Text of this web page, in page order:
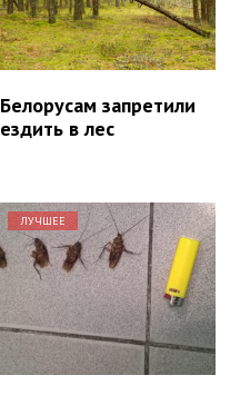
Белорусам запретили
ездить в лес
ЛУЧШЕЕ